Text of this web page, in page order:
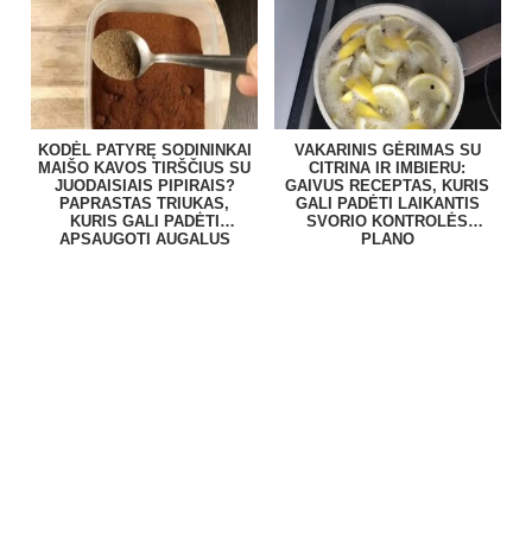
KODĖL PATYRĘ SODININKAI
MAIŠO KAVOS TIRŠČIUS SU
JUODAISIAIS PIPIRAIS?
PAPRASTAS TRIUKAS,
KURIS GALI PADĖTI
APSAUGOTI AUGALUS
VAKARINIS GĖRIMAS SU
CITRINA IR IMBIERU:
GAIVUS RECEPTAS, KURIS
GALI PADĖTI LAIKANTIS
SVORIO KONTROLĖS
PLANO